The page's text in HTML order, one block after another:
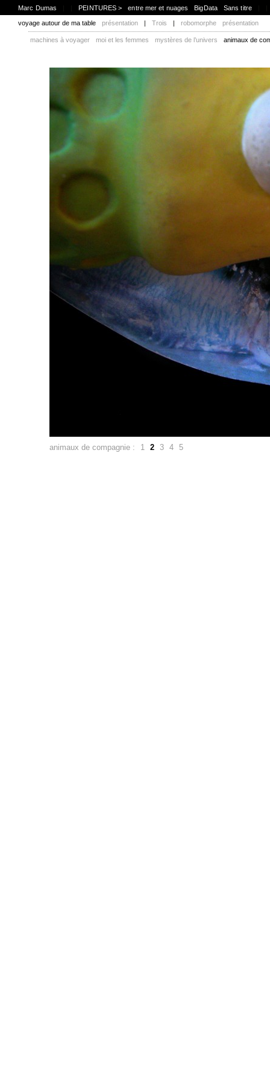
Marc Dumas PEINTURES > entre mer et nuages BigData Sans titre
voyage autour de ma table présentation | Trois | robomorphe présentation
machines à voyager moi et les femmes mystères de l’univers animaux de
animaux de compagnie : 1 2 3 4 5